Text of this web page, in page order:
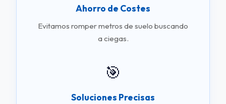
Ahorro de Costes
Evitamos romper metros de suelo buscando
a ciegas.
🎯
Soluciones Precisas